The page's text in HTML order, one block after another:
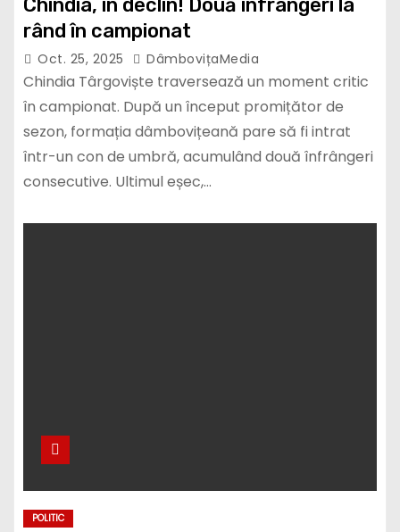
rând în campionat
Oct. 25, 2025 DâmbovițaMedia
Chindia Târgoviște traversează un moment critic
în campionat. După un început promițător de
sezon, formația dâmbovițeană pare să fi intrat
într-un con de umbră, acumulând două înfrângeri
consecutive. Ultimul eșec,…
POLITIC